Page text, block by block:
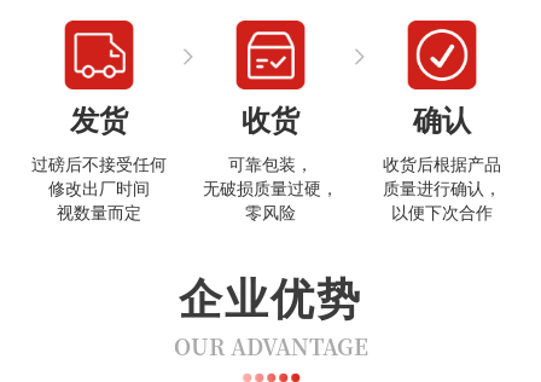
发货
过磅后不接受任何
修改出厂时间
视数量而定
收货
可靠包装，
无破损质量过硬，
零风险
确认
收货后根据产品
质量进行确认，
以便下次合作
企业优势
OUR ADVANTAGE
打开微信